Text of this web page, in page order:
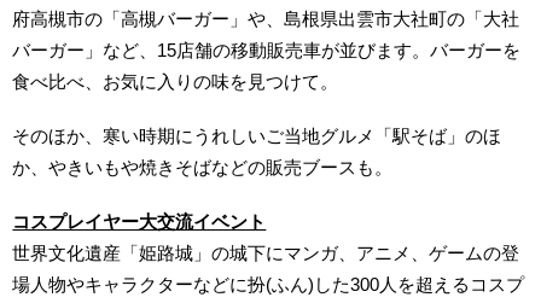
府高槻市の「高槻バーガー」や、島根県出雲市大社町の「大社
バーガー」など、15店舗の移動販売車が並びます。バーガーを
食べ比べ、お気に入りの味を見つけて。
そのほか、寒い時期にうれしいご当地グルメ「駅そば」のほ
か、やきいもや焼きそばなどの販売ブースも。
コスプレイヤー大交流イベント
世界文化遺産「姫路城」の城下にマンガ、アニメ、ゲームの登
場人物やキャラクターなどに扮(ふん)した300人を超えるコスプ